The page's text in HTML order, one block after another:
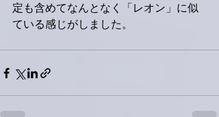
定も含めてなんとなく「レオン」に似
ている感じがしました。